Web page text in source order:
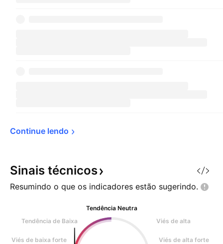
Continue lendo
Sinais técnicos
Resumindo o que os indicadores estão sugerindo.
Tendência Neutra
Tendência de Baixa
Viés de alta
Viés de baixa forte Viés de alta forte